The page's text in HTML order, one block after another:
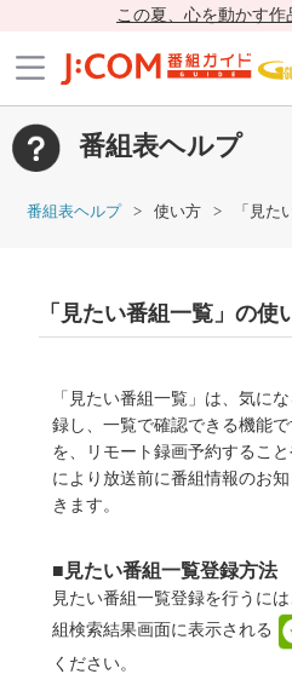
この夏、心を動かす作
番組表ヘルプ
番組表ヘルプ 使い方 「見た
「見たい番組一覧」の使
「見たい番組一覧」は、気に
録し、一覧で確認できる機能
を、リモート録画予約するこ
により放送前に番組情報のお
きます。
■見たい番組一覧登録方法
見たい番組一覧登録を行うに
組検索結果画面に表示される
ください。